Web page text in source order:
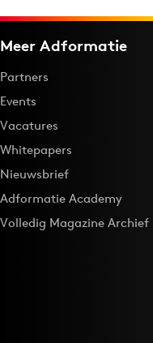
Meer Adformatie
Partners
Events
Vacatures
Whitepapers
Nieuwsbrief
Adformatie Academy
Volledig Magazine Archief